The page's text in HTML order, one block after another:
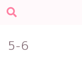
5-6